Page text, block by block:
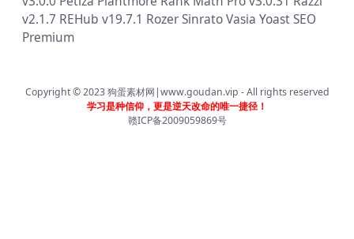
v2.1.7 REHub v19.7.1 RozerSinratoVasia Yoast SEO
Premium
Copyright © 2023狗蛋素材网|www.goudan.vip - All rights reserved
学习是种信仰，更是逆天改命的唯一捷径！
赣ICP备2009059869号